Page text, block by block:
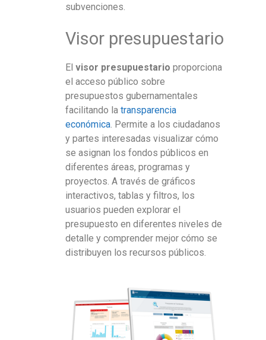
subvenciones.
Visor presupuestario
El visor presupuestario proporciona
el acceso público sobre
presupuestos gubernamentales
facilitando la transparencia
económica. Permite a los ciudadanos
y partes interesadas visualizar cómo
se asignan los fondos públicos en
diferentes áreas, programas y
proyectos. A través de gráficos
interactivos, tablas y filtros, los
usuarios pueden explorar el
presupuesto en diferentes niveles de
detalle y comprender mejor cómo se
distribuyen los recursos públicos.